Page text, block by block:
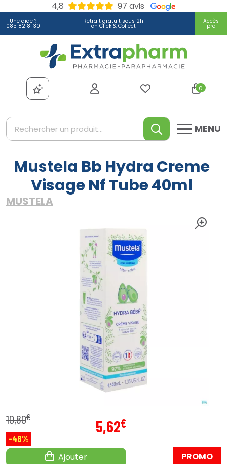
4,8 97 avis
Une aide ?
085 82 81 30
Retrait gratuit sous 2h
en Click & Collect
Accès
pro
Extrapharm Votre
0
MENU
Mustela Bb Hydra Creme
Visage Nf Tube 40ml
MUSTELA
10,80€
-48%
5,62€
Ajouter PROMO